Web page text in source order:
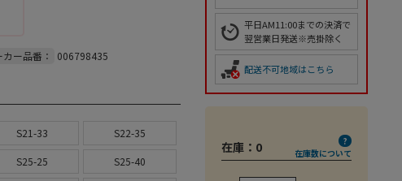
カー品番： 006798435
S21-33 S22-35
S25-25 S25-40
平日AM11:00までの決済で
翌営業日発送※売掛除く
配送不可地域はこちら
在庫： 0 在庫数について